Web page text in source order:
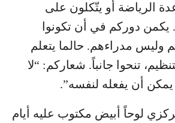
الرياضة أو يتّكلون على
يكمن دوركم في أن تكونوا
وليس مدراءهم. حالما يتعلم
تنحوا جانباً. شعاركم: “لا
يمكن أن يفعله لنفسه”.
لوحاً أبيض مكتوب عليه أيام